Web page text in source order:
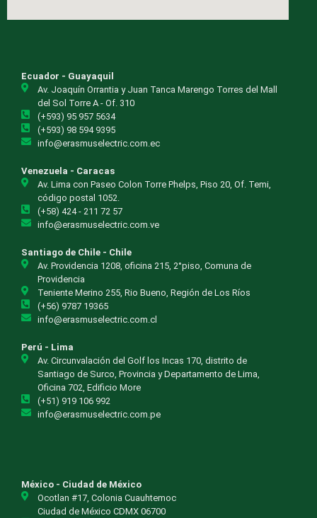
Ecuador - Guayaquil
Av. Joaquín Orrantia y Juan Tanca Marengo Torres del Mall
del Sol Torre A - Of. 310
(+593) 95 957 5634
(+593) 98 594 9395
info@erasmuselectric.com.ec
Venezuela - Caracas
Av. Lima con Paseo Colon Torre Phelps, Piso 20, Of. Temi,
código postal 1052.
(+58) 424 - 211 72 57
info@erasmuselectric.com.ve
Santiago de Chile - Chile
Av. Providencia 1208, oficina 215, 2°piso, Comuna de
Providencia
Teniente Merino 255, Rio Bueno, Región de Los Ríos
(+56) 9787 19365
info@erasmuselectric.com.cl
Perú - Lima
Av. Circunvalación del Golf los Incas 170, distrito de
Santiago de Surco, Provincia y Departamento de Lima,
Oficina 702, Edificio More
(+51) 919 106 992
info@erasmuselectric.com.pe
México - Ciudad de México
Ocotlan #17, Colonia Cuauhtemoc
Ciudad de México CDMX 06700